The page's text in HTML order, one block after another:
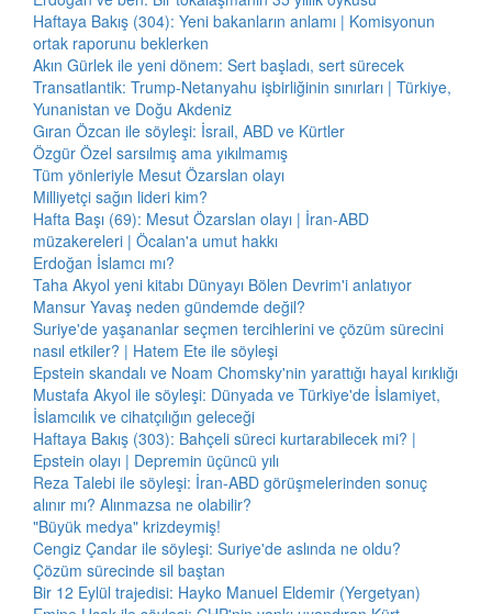
Haftaya Bakış (304): Yeni bakanların anlamı | Komisyonun
ortak raporunu beklerken
Akın Gürlek ile yeni dönem: Sert başladı, sert sürecek
Transatlantik: Trump-Netanyahu işbirliğinin sınırları | Türkiye,
Yunanistan ve Doğu Akdeniz
Gıran Özcan ile söyleşi: İsrail, ABD ve Kürtler
Özgür Özel sarsılmış ama yıkılmamış
Tüm yönleriyle Mesut Özarslan olayı
Milliyetçi sağın lideri kim?
Hafta Başı (69): Mesut Özarslan olayı | İran-ABD
müzakereleri | Öcalan'a umut hakkı
Erdoğan İslamcı mı?
Taha Akyol yeni kitabı Dünyayı Bölen Devrim'i anlatıyor
Mansur Yavaş neden gündemde değil?
Suriye'de yaşananlar seçmen tercihlerini ve çözüm sürecini
nasıl etkiler? | Hatem Ete ile söyleşi
Epstein skandalı ve Noam Chomsky'nin yarattığı hayal kırıklığı
Mustafa Akyol ile söyleşi: Dünyada ve Türkiye'de İslamiyet,
İslamcılık ve cihatçılığın geleceği
Haftaya Bakış (303): Bahçeli süreci kurtarabilecek mi? |
Epstein olayı | Depremin üçüncü yılı
Reza Talebi ile söyleşi: İran-ABD görüşmelerinden sonuç
alınır mı? Alınmazsa ne olabilir?
"Büyük medya" krizdeymiş!
Cengiz Çandar ile söyleşi: Suriye'de aslında ne oldu?
Çözüm sürecinde sil baştan
Bir 12 Eylül trajedisi: Hayko Manuel Eldemir (Yergetyan)